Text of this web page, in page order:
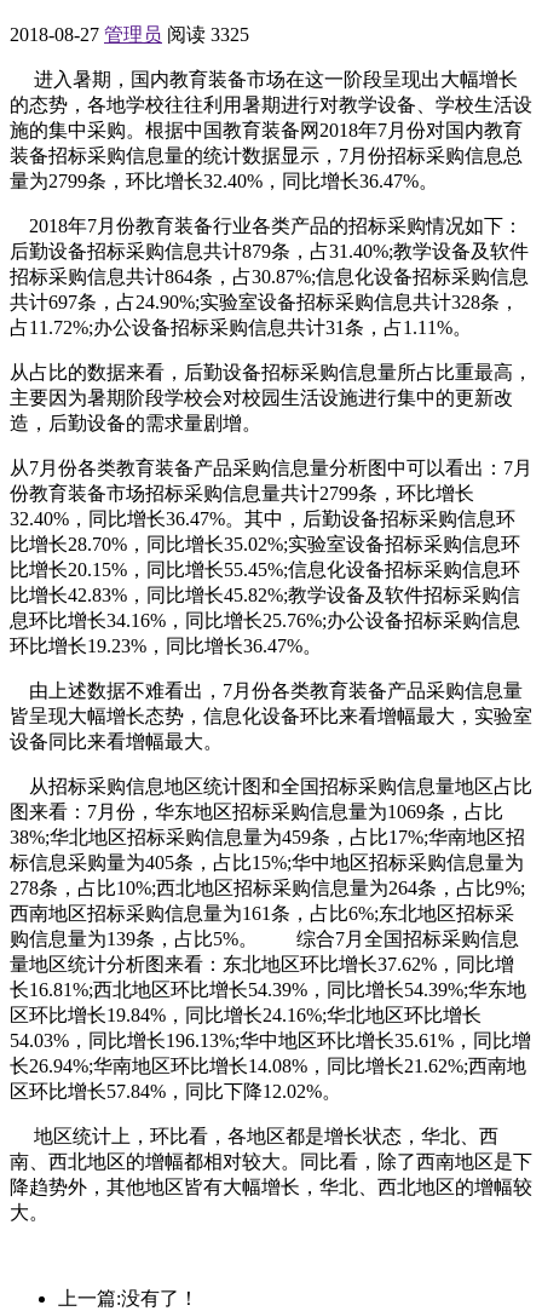
2018-08-27 管理员 阅读 3325
进入暑期，国内教育装备市场在这一阶段呈现出大幅增长
的态势，各地学校往往利用暑期进行对教学设备、学校生活设
施的集中采购。根据中国教育装备网2018年7月份对国内教育
装备招标采购信息量的统计数据显示，7月份招标采购信息总
量为2799条，环比增长32.40%，同比增长36.47%。
2018年7月份教育装备行业各类产品的招标采购情况如下：
后勤设备招标采购信息共计879条，占31.40%;教学设备及软件
招标采购信息共计864条，占30.87%;信息化设备招标采购信息
共计697条，占24.90%;实验室设备招标采购信息共计328条，
占11.72%;办公设备招标采购信息共计31条，占1.11%。
从占比的数据来看，后勤设备招标采购信息量所占比重最高，
主要因为暑期阶段学校会对校园生活设施进行集中的更新改
造，后勤设备的需求量剧增。
从7月份各类教育装备产品采购信息量分析图中可以看出：7月
份教育装备市场招标采购信息量共计2799条，环比增长
32.40%，同比增长36.47%。其中，后勤设备招标采购信息环
比增长28.70%，同比增长35.02%;实验室设备招标采购信息环
比增长20.15%，同比增长55.45%;信息化设备招标采购信息环
比增长42.83%，同比增长45.82%;教学设备及软件招标采购信
息环比增长34.16%，同比增长25.76%;办公设备招标采购信息
环比增长19.23%，同比增长36.47%。
由上述数据不难看出，7月份各类教育装备产品采购信息量
皆呈现大幅增长态势，信息化设备环比来看增幅最大，实验室
设备同比来看增幅最大。
从招标采购信息地区统计图和全国招标采购信息量地区占比
图来看：7月份，华东地区招标采购信息量为1069条，占比
38%;华北地区招标采购信息量为459条，占比17%;华南地区招
标信息采购量为405条，占比15%;华中地区招标采购信息量为
278条，占比10%;西北地区招标采购信息量为264条，占比9%;
西南地区招标采购信息量为161条，占比6%;东北地区招标采
购信息量为139条，占比5%。 综合7月全国招标采购信息
量地区统计分析图来看：东北地区环比增长37.62%，同比增
长16.81%;西北地区环比增长54.39%，同比增长54.39%;华东地
区环比增长19.84%，同比增长24.16%;华北地区环比增长
54.03%，同比增长196.13%;华中地区环比增长35.61%，同比增
长26.94%;华南地区环比增长14.08%，同比增长21.62%;西南地
区环比增长57.84%，同比下降12.02%。
地区统计上，环比看，各地区都是增长状态，华北、西
南、西北地区的增幅都相对较大。同比看，除了西南地区是下
降趋势外，其他地区皆有大幅增长，华北、西北地区的增幅较
大。
上一篇:没有了！